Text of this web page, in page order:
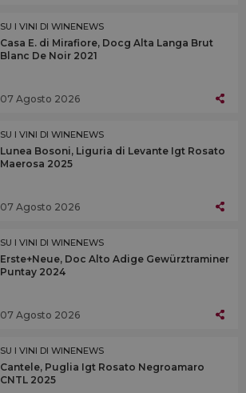
SU I VINI DI WINENEWS
Casa E. di Mirafiore, Docg Alta Langa Brut
Blanc De Noir 2021
07 Agosto 2026
SU I VINI DI WINENEWS
Lunea Bosoni, Liguria di Levante Igt Rosato
Maerosa 2025
07 Agosto 2026
SU I VINI DI WINENEWS
Erste+Neue, Doc Alto Adige Gewürztraminer
Puntay 2024
07 Agosto 2026
SU I VINI DI WINENEWS
Cantele, Puglia Igt Rosato Negroamaro
CNTL 2025